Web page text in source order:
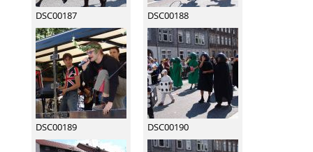
DSC00187 DSC00188
DSC00189 DSC00190